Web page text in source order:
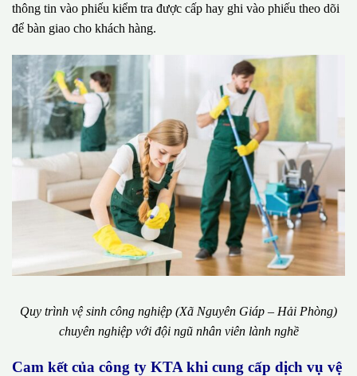
thông tin vào phiếu kiểm tra được cấp hay ghi vào phiếu theo dõi
để bàn giao cho khách hàng.
Quy trình vệ sinh công nghiệp (Xã Nguyên Giáp – Hải Phòng)
chuyên nghiệp với đội ngũ nhân viên lành nghề
Cam kết của công ty KTA khi cung cấp dịch vụ vệ